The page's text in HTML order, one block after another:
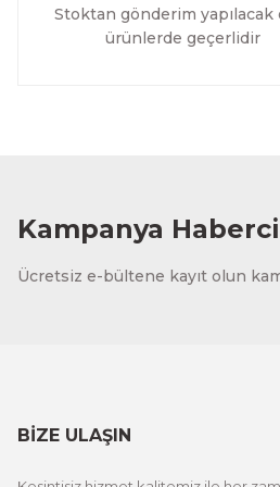
Stoktan gönderim yapılacak
ürünlerde geçerlidir
Kampanya
Ücretsiz e-bültene kayıt olun
BİZE ULAŞIN